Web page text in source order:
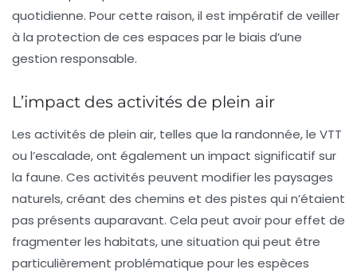
quotidienne. Pour cette raison, il est impératif de veiller
à la protection de ces espaces par le biais d’une
gestion responsable.
L’impact des activités de plein air
Les activités de plein air, telles que la randonnée, le VTT
ou l’escalade, ont également un impact significatif sur
la faune. Ces activités peuvent modifier les paysages
naturels, créant des chemins et des pistes qui n’étaient
pas présents auparavant. Cela peut avoir pour effet de
fragmenter les habitats, une situation qui peut être
particulièrement problématique pour les espèces